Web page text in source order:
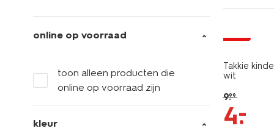
online op voorraad
toon alleen producten die
online op voorraad zijn
kleur
Takkie
wit
9.99
4.
–